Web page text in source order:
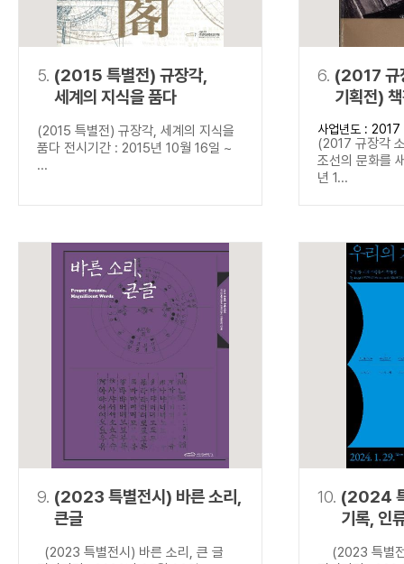
5. (2015 특별전) 규장각,
세계의 지식을 품다
(2015 특별전) 규장각, 세계의 지식을
품다 전시기간 : 2015년 10월 16일 ~
...
6. (2017 규
기획전)
새기다
사업년도 : 2017
(2017 규장각
조선의 문화를
년 1...
9. (2023 특별전시) 바른 소리,
큰글
(2023 특별전시) 바른 소리, 큰 글
10. (2024
기록, 인
(2023 특별